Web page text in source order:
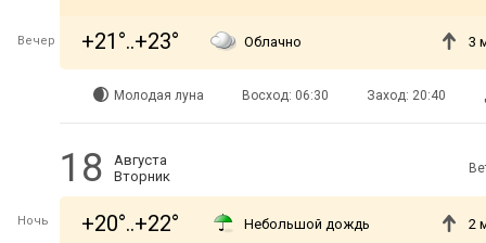
Вечер +21°..+23° Облачно 3
Молодая луна Восход: 06:30 Заход: 20:40
18
Августа
Вторник
Ночь +20°..+22° Небольшой дождь 2